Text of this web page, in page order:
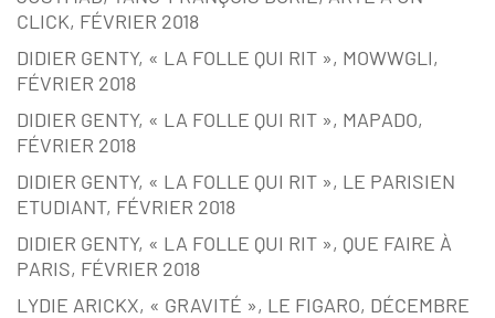
CLICK, FÉVRIER 2018
DIDIER GENTY, « LA FOLLE QUI RIT », MOWWGLI,
FÉVRIER 2018
DIDIER GENTY, « LA FOLLE QUI RIT », MAPADO,
FÉVRIER 2018
DIDIER GENTY, « LA FOLLE QUI RIT », LE PARISIEN
ETUDIANT, FÉVRIER 2018
DIDIER GENTY, « LA FOLLE QUI RIT », QUE FAIRE À
PARIS, FÉVRIER 2018
LYDIE ARICKX, « GRAVITÉ », LE FIGARO, DÉCEMBRE